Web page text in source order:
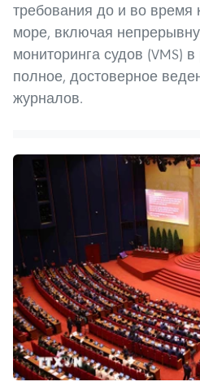
требования до и во время
море, включая
мониторинга судов (VMS)
полное, достоверное
журналов.